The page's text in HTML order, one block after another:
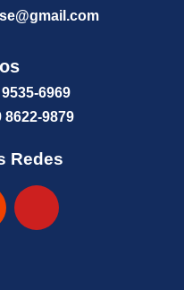
ail.com
6969
8622-9879
Redes